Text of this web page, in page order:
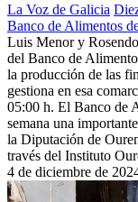
La Voz de Galicia
Banco de Alimentos
Luis Menor y
del Banco de
la producción de las
gestiona en esa
05:00 h. El Banco de
semana una
la Diputación de
través del Instituto
4 de diciembre de